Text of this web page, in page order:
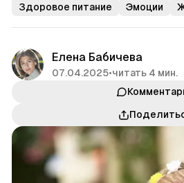
Здоровое питание Эмоции
Елена Бабичева
07.04.2025•читать 4 мин.